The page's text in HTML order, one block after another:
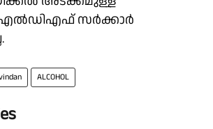
എൽഡിഎഫ് സർക്കാർ
ALCOHOL